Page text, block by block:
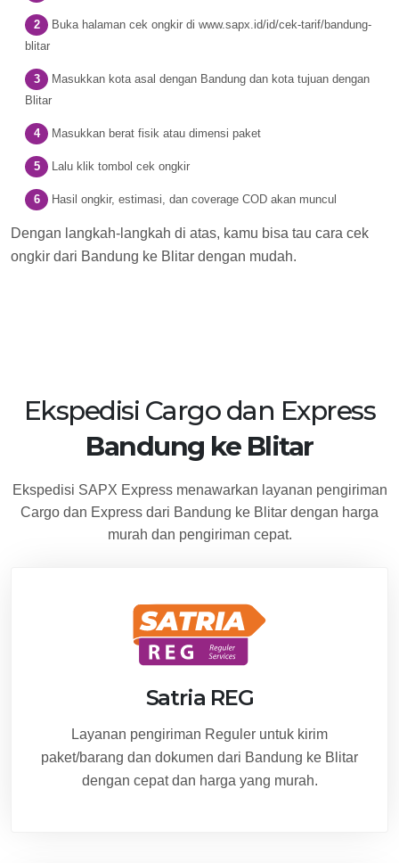
Buka halaman cek ongkir di www.sapx.id/id/cek-tarif/bandung-
blitar
Masukkan kota asal dengan Bandung dan kota tujuan dengan
Blitar
Masukkan berat fisik atau dimensi paket
Lalu klik tombol cek ongkir
Hasil ongkir, estimasi, dan coverage COD akan muncul
Dengan langkah-langkah di atas, kamu bisa tau cara cek
ongkir dari Bandung ke Blitar dengan mudah.
Ekspedisi Cargo dan Express
Bandung ke Blitar
Ekspedisi SAPX Express menawarkan layanan pengiriman
Cargo dan Express dari Bandung ke Blitar dengan harga
murah dan pengiriman cepat.
Satria REG
Layanan pengiriman Reguler untuk kirim
paket/barang dan dokumen dari Bandung ke Blitar
dengan cepat dan harga yang murah.